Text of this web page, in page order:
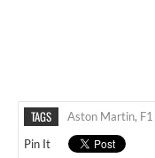
TAGS Aston Martin, F1
Pin It